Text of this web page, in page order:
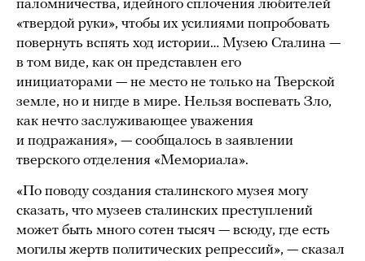
паломничества, идейного сплочения любителей
«твердой руки», чтобы их усилиями попробовать
повернуть вспять ход истории… Музею Сталина —
в том виде, как он представлен его
инициаторами — не место не только на Тверской
земле, но и нигде в мире. Нельзя воспевать Зло,
как нечто заслуживающее уважения
и подражания», — сообщалось в заявлении
тверского отделения «Мемориала».
«По поводу создания сталинского музея могу
сказать, что музеев сталинских преступлений
может быть много сотен тысяч — всюду, где есть
могилы жертв политических репрессий», — сказал